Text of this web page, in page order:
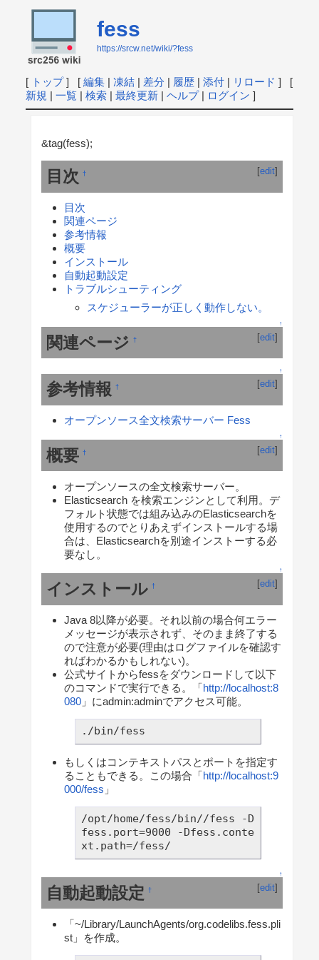
fess
https://srcw.net/wiki/?fess
[ トップ] [ 編集| 凍結| 差分 | 履歴| 添付| リロード ] [
新規 | 一覧| 検索| 最終更新| ヘルプ| ログイン ]
&tag(fess);
目次 † [edit]
目次
関連ページ
参考情報
概要
インストール
自動起動設定
トラブルシューティング
スケジューラーが正しく動作しない。
↑
関連ページ † [edit]
↑
参考情報 † [edit]
オープンソース全文検索サーバー Fess
↑
概要 † [edit]
オープンソースの全文検索サーバー。
Elasticsearch を検索エンジンとして利用。デ
フォルト状態では組み込みのElasticsearchを
使用するのでとりあえずインストールする場
合は、Elasticsearchを別途インストーする必
要なし。
↑
インストール † [edit]
Java 8以降が必要。それ以前の場合何エラー
メッセージが表示されず、そのまま終了する
ので注意が必要(理由はログファイルを確認す
ればわかるかもしれない)。
公式サイトからfessをダウンロードして以下
のコマンドで実行できる。「http://localhost:8
080 」にadmin:adminでアクセス可能。
./bin/fess
もしくはコンテキストパスとポートを指定す
ることもできる。この場合「http://localhost:9
000/fess 」
/opt/home/fess/bin//fess -D
fess.port=9000 -Dfess.conte
xt.path=/fess/
↑
自動起動設定 † [edit]
「~/Library/LaunchAgents/org.codelibs.fess.pli
st」を作成。